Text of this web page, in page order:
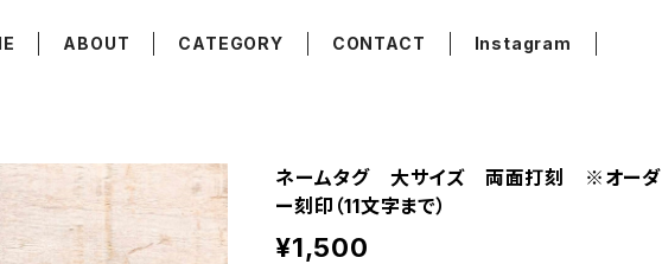
ABOUT CATEGORY CONTACT Instagram
ネームタグ 大サイズ 両面打刻 ※オーダ
ー刻印（11文字まで）
¥1,500